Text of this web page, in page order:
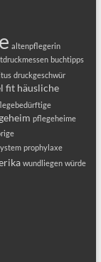
altenpflegerin
buchtipps
druckgeschwür
fit häusliche
pflegeheime
prophylaxe
wundliegen würde